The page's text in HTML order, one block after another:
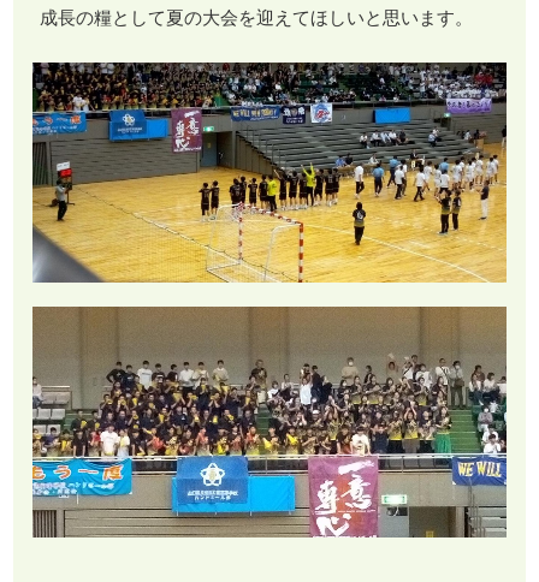
成長の糧として夏の大会を迎えてほしいと思います。